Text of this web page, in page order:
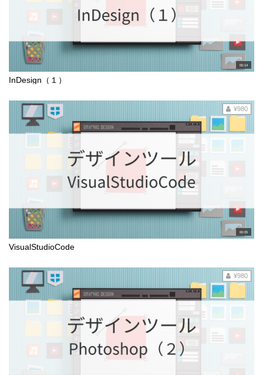
00:14
InDesign（１）
00:05
VisualStudioCode
¥980
¥980